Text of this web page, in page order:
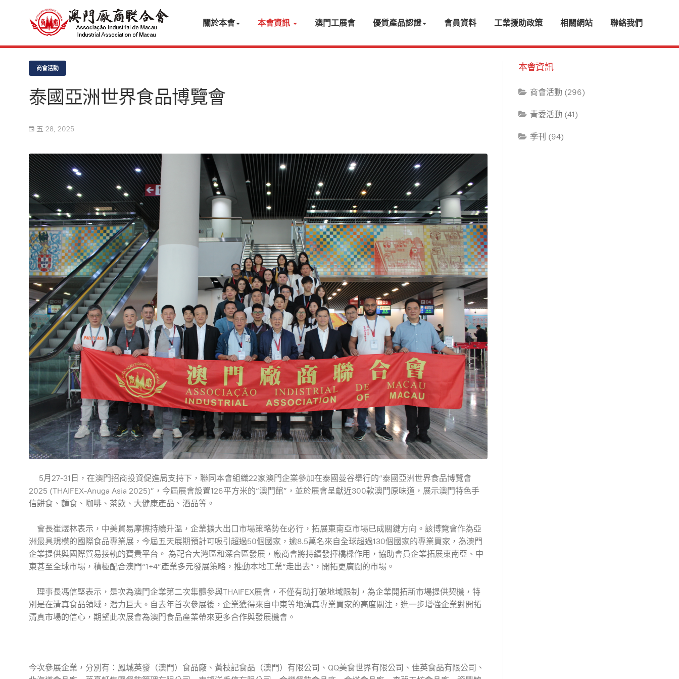
關於本會 本會資訊 澳門工展會 優質產品認證 會員資料 工業援助政策 相關網站 聯絡我們
商會活動
泰國亞洲世界食品博覽會
五 28, 2025
5月27-31日，在澳門招商投資促進局支持下，聯同本會組織22家澳門企業參加在泰國曼谷舉行的“泰國亞洲世界食品博覽會
2025 (THAIFEX-Anuga Asia 2025)”，今屆展會設置126平方米的“澳門館”，並於展會呈獻近300款澳門原味道，展示澳門特色手
信餅食、麵食、咖啡、茶飲、大健康產品、酒品等。
會長崔煜林表示，中美貿易摩擦持續升溫，企業擴大出口市場策略勢在必行，拓展東南亞市場已成關鍵方向。該博覽會作為亞
洲最具規模的國際食品專業展，今屆五天展期預計可吸引超過50個國家，逾8.5萬名來自全球超過130個國家的專業買家，為澳門
企業提供與國際貿易接軌的寶貴平台。 為配合大灣區和深合區發展，廠商會將持續發揮橋樑作用，協助會員企業拓展東南亞、中
東甚至全球市場，積極配合澳門“1+4”產業多元發展策略，推動本地工業“走出去”，開拓更廣闊的市場。
理事長馮信堅表示，是次為澳門企業第二次集體參與THAIFEX展會，不僅有助打破地域限制，為企業開拓新市場提供契機，特
別是在清真食品領域，潛力巨大。自去年首次參展後，企業獲得來自中東等地清真專業買家的高度關注，進一步增強企業對開拓
清真市場的信心，期望此次展會為澳門食品產業帶來更多合作與發展機會。
今次參展企業，分別有：鳳城英發（澳門）食品廠、黃枝記食品（澳門）有限公司、QQ美食世界有限公司、佳英食品有限公司、
本會資訊
商會活動 (296)
青委活動 (41)
季刊 (94)